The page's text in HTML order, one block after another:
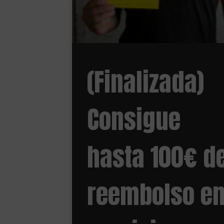
(Finalizada)
Consigue
hasta 100€
reembolso